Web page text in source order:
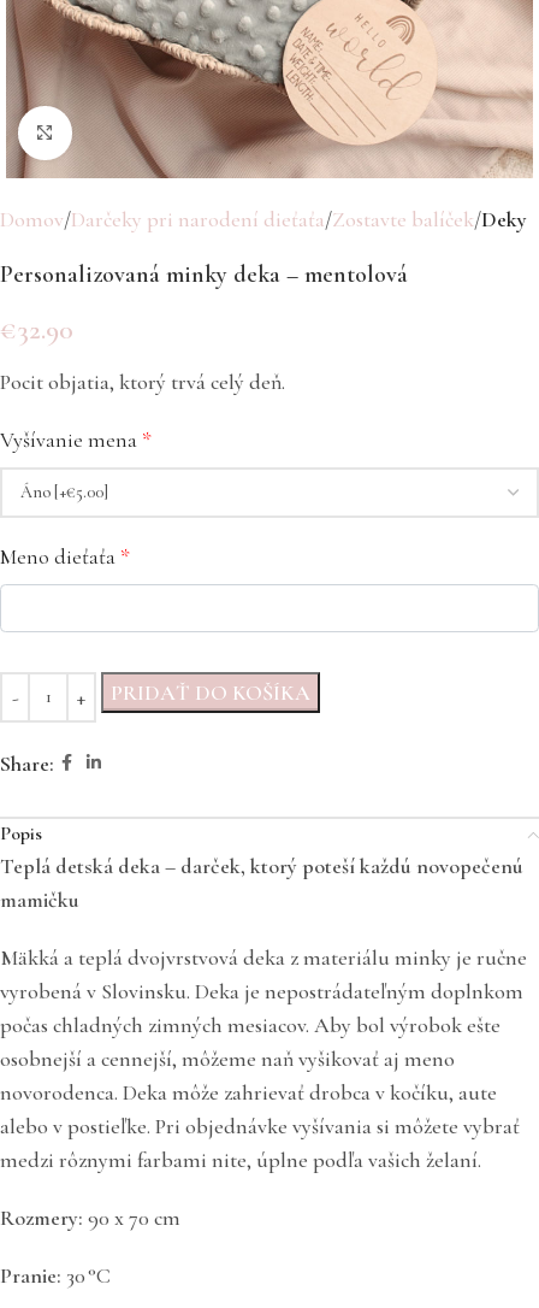
Click to enlarge
Domov Darčeky pri narodení dieťaťa Zostavte balíček Deky
Personalizovaná minky deka – mentolová
€32.90
Pocit objatia, ktorý trvá celý deň.
Vyšívanie mena *
Meno dieťaťa *
PRIDAŤ DO KOŠÍKA
Share:
Popis
Teplá detská deka – darček, ktorý poteší každú novopečenú
mamičku
Mäkká a teplá dvojvrstvová deka z materiálu minky je ručne
vyrobená v Slovinsku. Deka je nepostrádateľným doplnkom
počas chladných zimných mesiacov. Aby bol výrobok ešte
osobnejší a cennejší, môžeme naň vyšikovať aj meno
novorodenca. Deka môže zahrievať drobca v kočíku, aute
alebo v postieľke. Pri objednávke vyšívania si môžete vybrať
medzi rôznymi farbami nite, úplne podľa vašich želaní.
Rozmery: 90 x 70 cm
Pranie: 30 °C